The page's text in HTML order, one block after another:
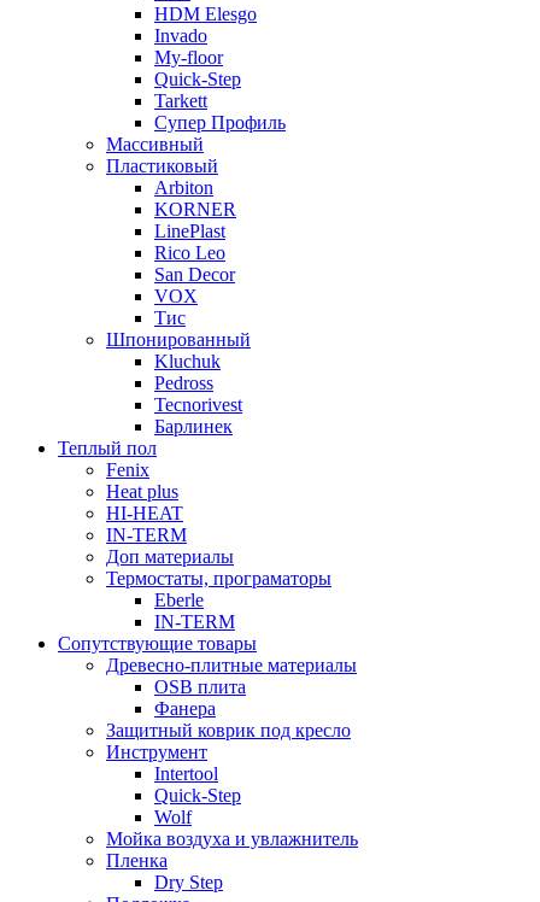
HDM Elesgo
Invado
My-floor
Quick-Step
Tarkett
Супер Профиль
Массивный
Пластиковый
Arbiton
KORNER
LinePlast
Rico Leo
San Decor
VOX
Тис
Шпонированный
Kluchuk
Pedross
Tecnorivest
Барлинек
Теплый пол
Fenix
Heat plus
HI-HEAT
IN-TERM
Доп материалы
Термостаты, програматоры
Eberle
IN-TERM
Сопутствующие товары
Древесно-плитные материалы
OSB плита
Фанера
Защитный коврик под кресло
Инструмент
Intertool
Quick-Step
Wolf
Мойка воздуха и увлажнитель
Пленка
Dry Step